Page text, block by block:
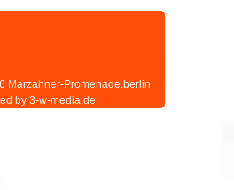
Marzahner-Promenade.berlin
by 3-w-media.de